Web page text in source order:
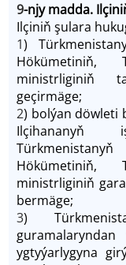
9-njy madda.
Ilçiniň şulara
1)
Hökümetiniň,
ministrliginiň
geçirmäge;
2) bolýan döwleti
Ilçihananyň
Hökümetiniň,
ministrliginiň
bermäge;
3)
ygtyýarlygyna